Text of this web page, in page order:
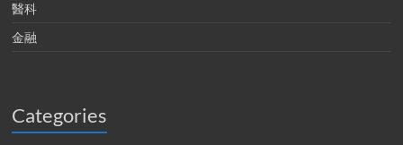
醫科
金融
Categories